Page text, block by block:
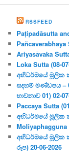
RSSFEED
Paṭipadāsutta
Pañcaverabhaya
Ariyasāvaka
Loka Sutta (08-
අභිධර්මයේ මූලික
සදහම් මණ්ඩපය –
භාවනාව 01) 02-
Paccaya Sutta
අභිධර්මයේ මූලික
Moliyaphagguna
අභිධර්මයේ මූලික
රූප) 20-06-2026